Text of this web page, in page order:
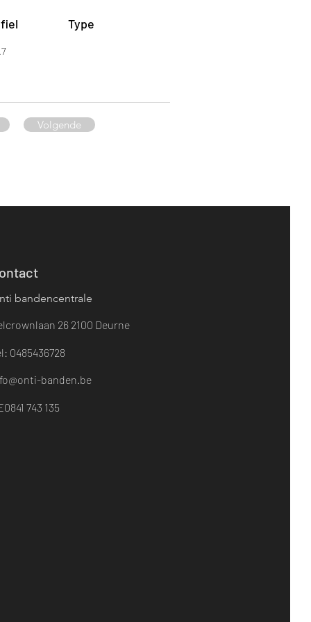
Type
Volgende
bandencentrale
26 2100 Deurne​
0485436728
banden.be
743 135